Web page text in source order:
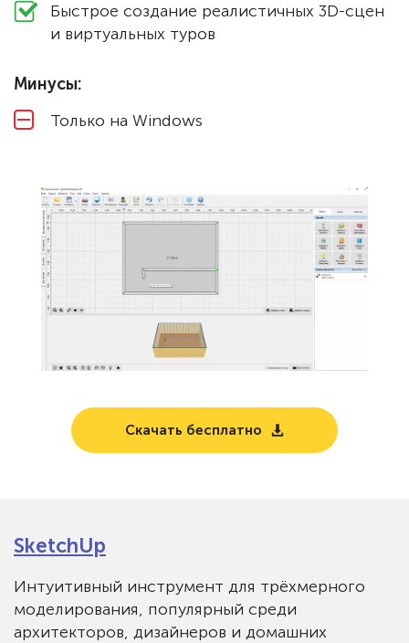
Быстрое создание реалистичных 3D-сцен
и виртуальных туров
Минусы:
Только на Windows
Скачать бесплатно
SketchUp
Интуитивный инструмент для трёхмерного
моделирования, популярный среди
архитекторов, дизайнеров и домашних